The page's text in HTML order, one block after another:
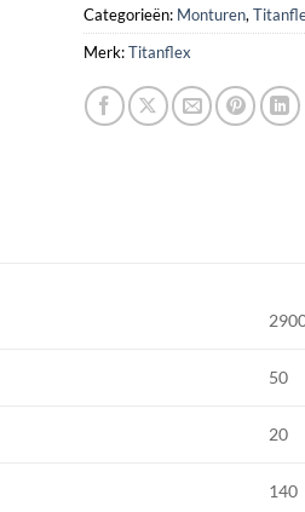
Categorieën: Monturen,
Merk:Titanflex
50
20
140